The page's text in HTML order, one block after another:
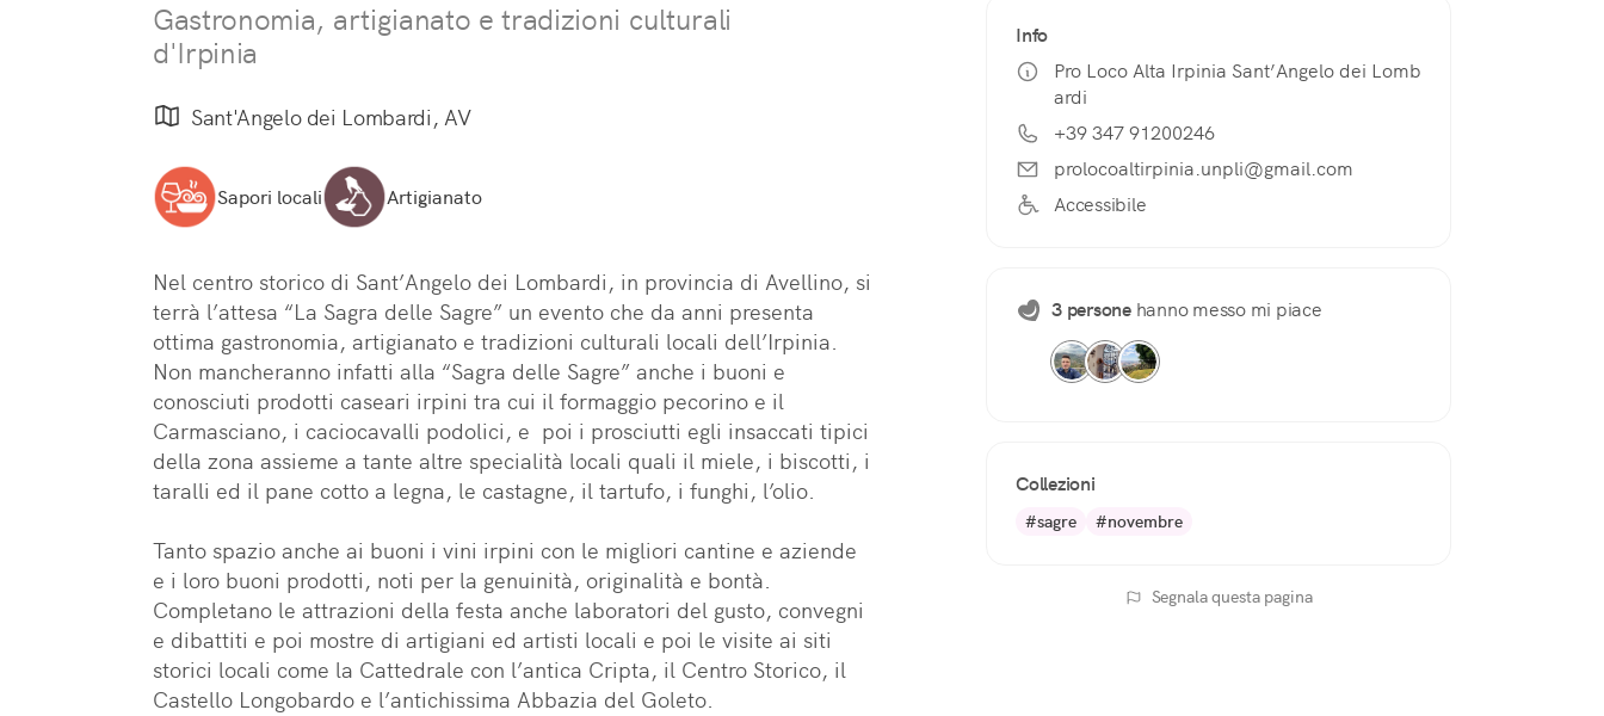
Gastronomia, artigianato e tradizioni culturali
d'Irpinia
Sant'Angelo dei Lombardi, AV
Sapori locali Artigianato
Nel centro storico di Sant’Angelo dei Lombardi, in provincia di Avellino, si
terrà l’attesa “La Sagra delle Sagre” un evento che da anni presenta
ottima gastronomia, artigianato e tradizioni culturali locali dell’Irpinia.
Non mancheranno infatti alla “Sagra delle Sagre” anche i buoni e
conosciuti prodotti caseari irpini tra cui il formaggio pecorino e il
Carmasciano, i caciocavalli podolici, e  poi i prosciutti egli insaccati tipici
della zona assieme a tante altre specialità locali quali il miele, i biscotti, i
taralli ed il pane cotto a legna, le castagne, il tartufo, i funghi, l’olio.
Tanto spazio anche ai buoni i vini irpini con le migliori cantine e aziende
e i loro buoni prodotti, noti per la genuinità, originalità e bontà.
Completano le attrazioni della festa anche laboratori del gusto, convegni
e dibattiti e poi mostre di artigiani ed artisti locali e poi le visite ai siti
storici locali come la Cattedrale con l’antica Cripta, il Centro Storico, il
Castello Longobardo e l’antichissima Abbazia del Goleto.
Info
Pro Loco Alta Irpinia Sant’Angelo dei Lomb
ardi
+39 347 91200246
prolocoaltirpinia.unpli@gmail.com
Accessibile
3 personehanno messo mi piace
Collezioni
#sagre #novembre
Segnala questa pagina